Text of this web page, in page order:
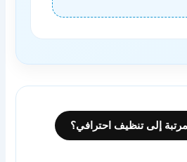
إلى تنظيف احترافي؟